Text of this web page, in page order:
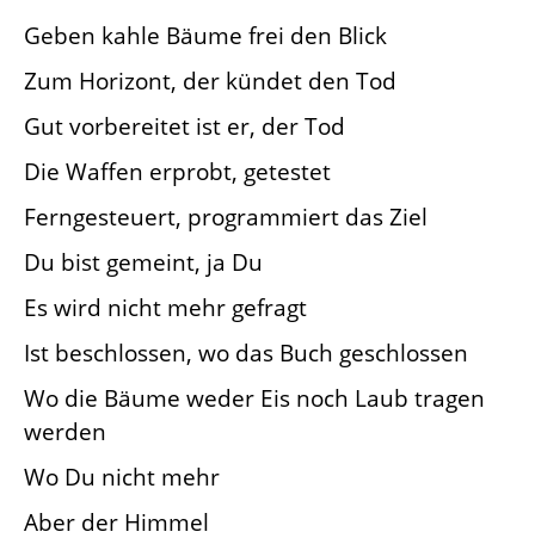
Geben kahle Bäume frei den Blick
Zum Horizont, der kündet den Tod
Gut vorbereitet ist er, der Tod
Die Waffen erprobt, getestet
Ferngesteuert, programmiert das Ziel
Du bist gemeint, ja Du
Es wird nicht mehr gefragt
Ist beschlossen, wo das Buch geschlossen
Wo die Bäume weder Eis noch Laub tragen
werden
Wo Du nicht mehr
Aber der Himmel